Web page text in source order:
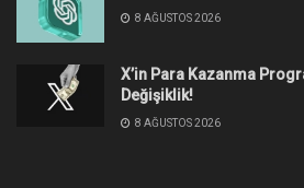
8 AĞUSTOS 2026
X’in Para Kazanma
Değişiklik!
8 AĞUSTOS 2026